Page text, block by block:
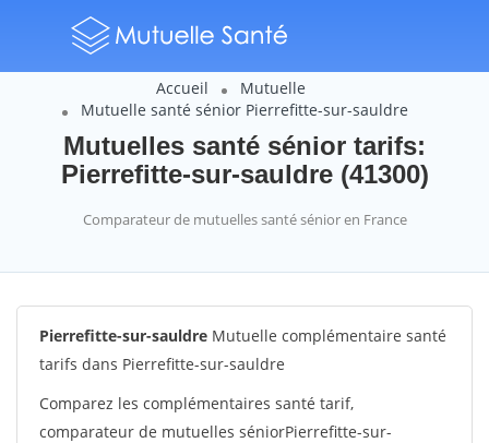
Accueil
Mutuelle
Mutuelle santé sénior Pierrefitte-sur-sauldre
Mutuelles santé sénior tarifs:
Pierrefitte-sur-sauldre (41300)
Comparateur de mutuelles santé sénior en France
Pierrefitte-sur-sauldre Mutuelle complémentaire santé
tarifs dans Pierrefitte-sur-sauldre
Comparez les complémentaires santé tarif,
comparateur de mutuelles séniorPierrefitte-sur-